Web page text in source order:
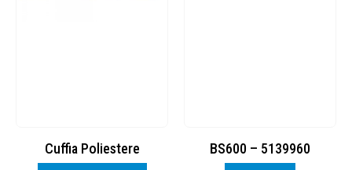
Cuffia Poliestere BS600 – 5139960